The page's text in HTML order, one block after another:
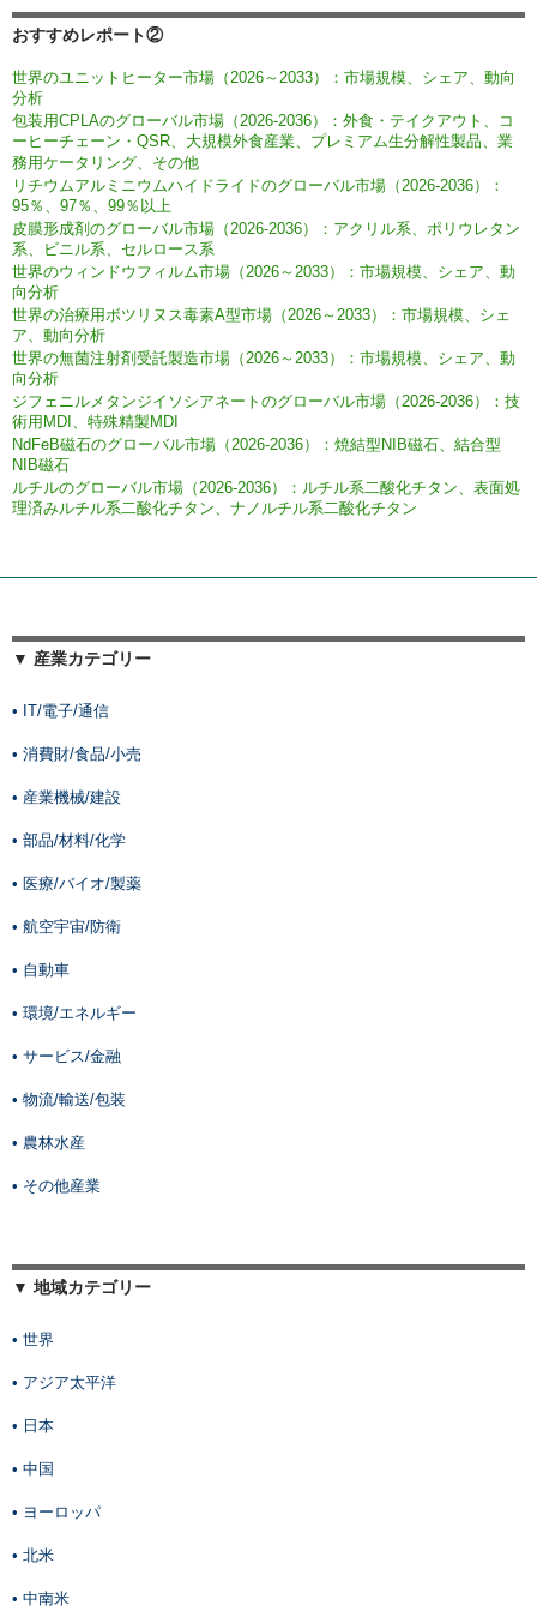
おすすめレポート②
世界のユニットヒーター市場（2026～2033）：市場規模、シェア、動向
分析
包装用CPLAのグローバル市場（2026-2036）：外食・テイクアウト、コ
ーヒーチェーン・QSR、大規模外食産業、プレミアム生分解性製品、業
務用ケータリング、その他
リチウムアルミニウムハイドライドのグローバル市場（2026-2036）：
95％、97％、99％以上
皮膜形成剤のグローバル市場（2026-2036）：アクリル系、ポリウレタン
系、ビニル系、セルロース系
世界のウィンドウフィルム市場（2026～2033）：市場規模、シェア、動
向分析
世界の治療用ボツリヌス毒素A型市場（2026～2033）：市場規模、シェ
ア、動向分析
世界の無菌注射剤受託製造市場（2026～2033）：市場規模、シェア、動
向分析
ジフェニルメタンジイソシアネートのグローバル市場（2026-2036）：技
術用MDI、特殊精製MDI
NdFeB磁石のグローバル市場（2026-2036）：焼結型NIB磁石、結合型
NIB磁石
ルチルのグローバル市場（2026-2036）：ルチル系二酸化チタン、表面処
理済みルチル系二酸化チタン、ナノルチル系二酸化チタン
▼ 産業カテゴリー
• IT/電子/通信
• 消費財/食品/小売
• 産業機械/建設
• 部品/材料/化学
• 医療/バイオ/製薬
• 航空宇宙/防衛
• 自動車
• 環境/エネルギー
• サービス/金融
• 物流/輸送/包装
• 農林水産
• その他産業
▼ 地域カテゴリー
• 世界
• アジア太平洋
• 日本
• 中国
• ヨーロッパ
• 北米
• 中南米